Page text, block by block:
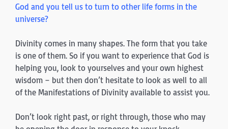
God and you tell us to turn to other life forms in the
universe?
Divinity comes in many shapes. The form that you take
is one of them. So if you want to experience that God is
helping you, look to yourselves and your own highest
wisdom – but then don’t hesitate to look as well to all
of the Manifestations of Divinity available to assist you.
Don’t look right past, or right through, those who may